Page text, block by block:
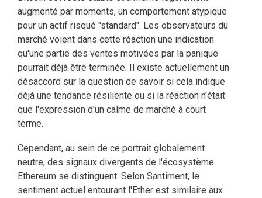
augmenté par moments, un comportement atypique
pour un actif risqué "standard". Les observateurs du
marché voient dans cette réaction une indication
qu'une partie des ventes motivées par la panique
pourrait déjà être terminée. Il existe actuellement un
désaccord sur la question de savoir si cela indique
déjà une tendance résiliente ou si la réaction n'était
que l'expression d'un calme de marché à court
terme.
Cependant, au sein de ce portrait globalement
neutre, des signaux divergents de l'écosystème
Ethereum se distinguent. Selon Santiment, le
sentiment actuel entourant l'Ether est similaire aux